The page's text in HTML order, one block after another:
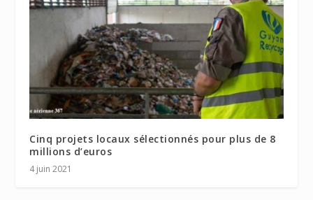
Cinq projets locaux sélectionnés pour plus de 8
millions d’euros
4 juin 2021